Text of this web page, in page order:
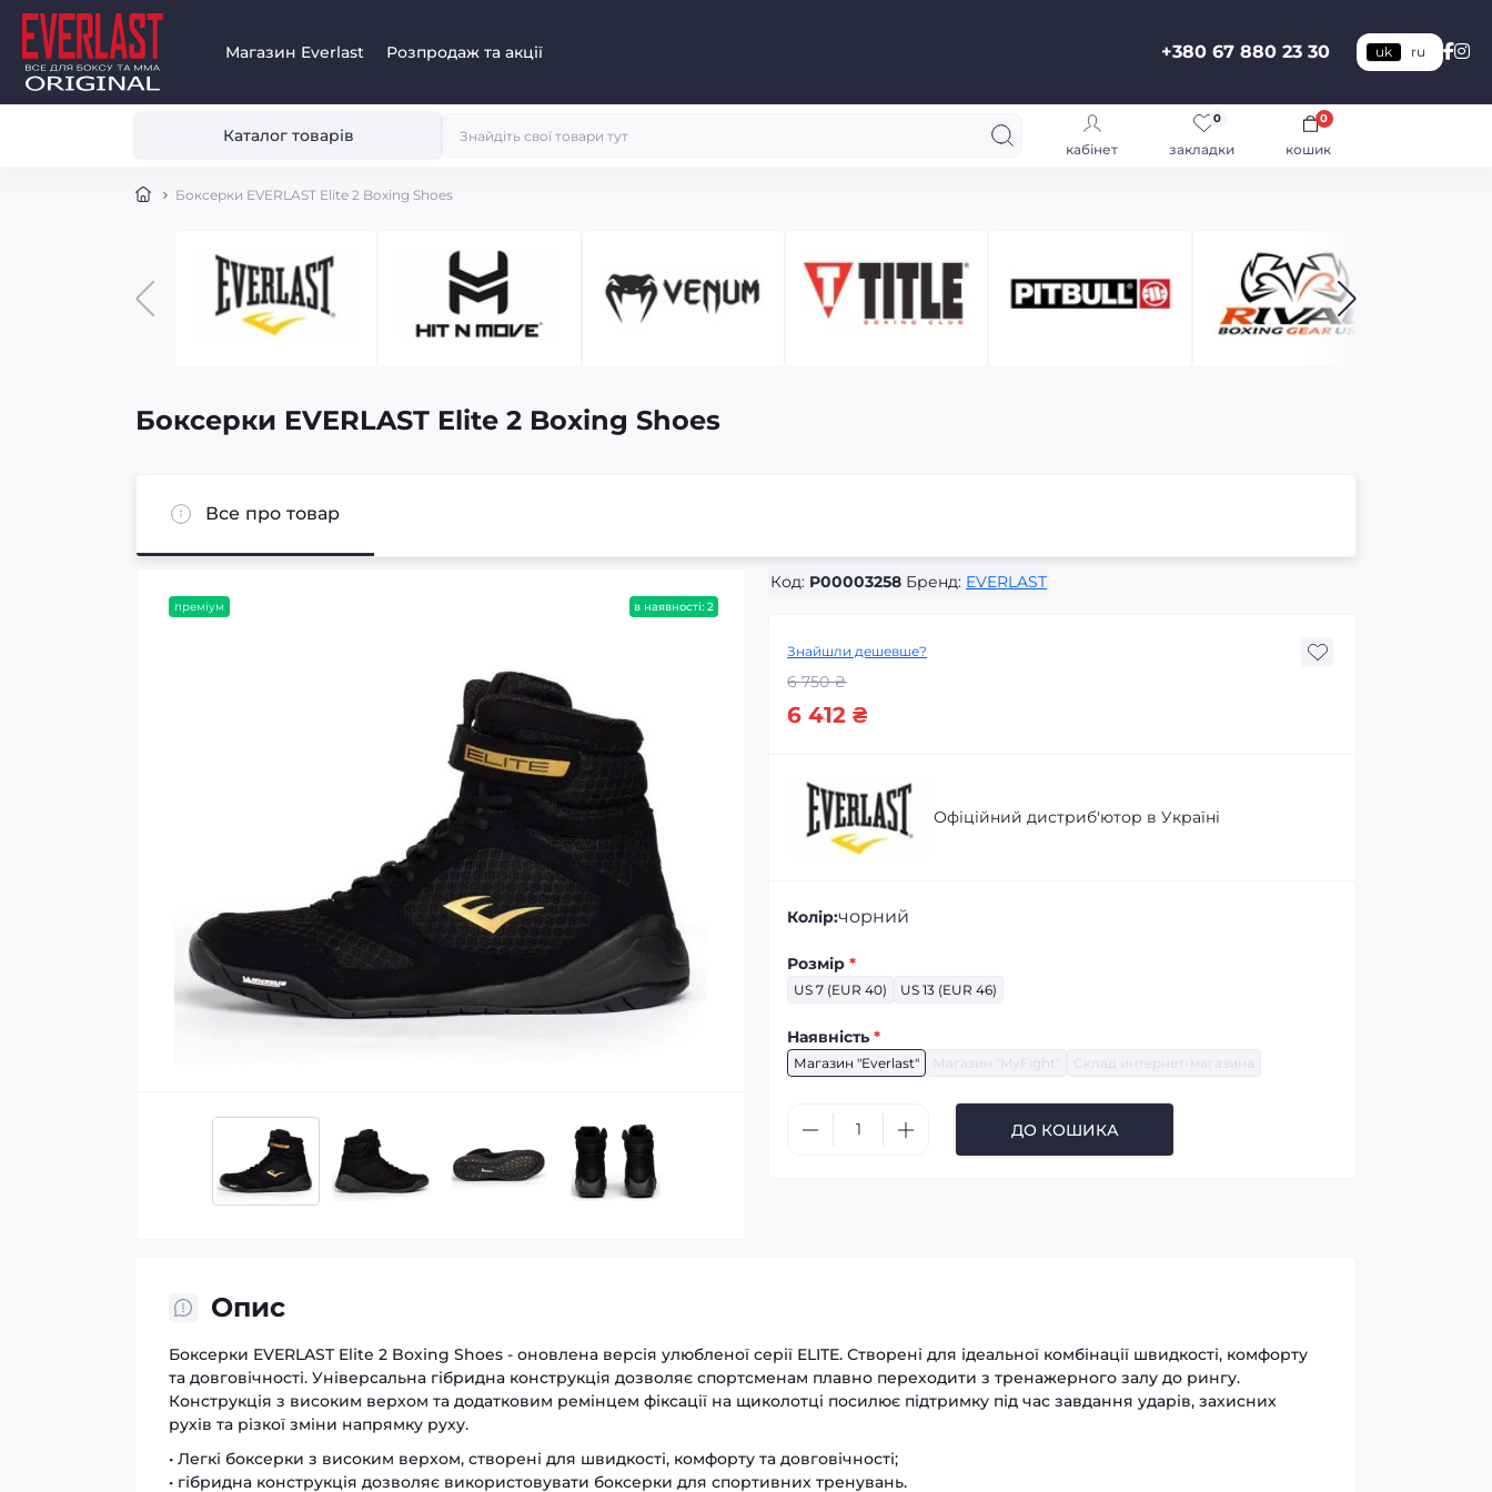
Магазин Everlast Розпродаж та акції +380 67 880 23 30 uk ru
Каталог товарів
кабінет закладки
0
кошик
0
Боксерки EVERLAST Elite 2 Boxing Shoes
Боксерки EVERLAST Elite 2 Boxing Shoes
Все про товар
преміум в наявності: 2
Код: P00003258 Бренд: EVERLAST
Знайшли дешевше?
6 750 ₴
6 412 ₴
Офіційний дистриб'ютор в Україні
Колір:чорний
Розмір *
US 7 (EUR 40) US 13 (EUR 46)
Наявність *
Магазин "Everlast" Магазин "MyFight" Склад интернет-магазина
ДО КОШИКА
Опис
Боксерки EVERLAST Elite 2 Boxing Shoes - оновлена версія улюбленої серії ELITE. Створені для ідеальної комбінації швидкості, комфорту
та довговічності. Універсальна гібридна конструкція дозволяє спортсменам плавно переходити з тренажерного залу до рингу.
Конструкція з високим верхом та додатковим ремінцем фіксації на щиколотці посилює підтримку під час завдання ударів, захисних
рухів та різкої зміни напрямку руху.
• Легкі боксерки з високим верхом, створені для швидкості, комфорту та довговічності;
• гібридна конструкція дозволяє використовувати боксерки для спортивних тренувань.